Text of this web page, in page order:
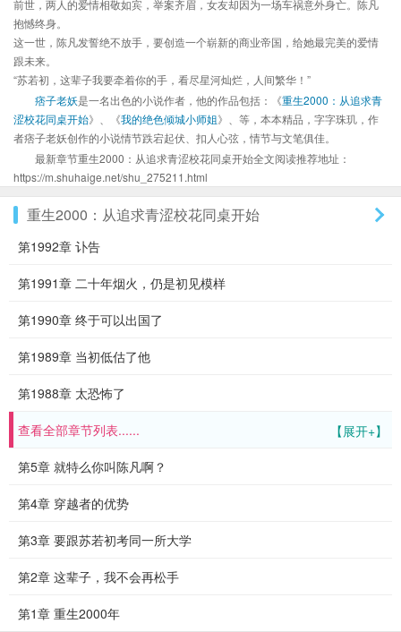
前世，两人的爱情相敬如宾，举案齐眉，女友却因为一场车祸意外身亡。陈凡
抱憾终身。
这一世，陈凡发誓绝不放手，要创造一个崭新的商业帝国，给她最完美的爱情
跟未来。
“苏若初，这辈子我要牵着你的手，看尽星河灿烂，人间繁华！”
痞子老妖是一名出色的小说作者，他的作品包括：《重生2000：从追求青
涩校花同桌开始》、《我的绝色倾城小师姐》、等，本本精品，字字珠玑，作
者痞子老妖创作的小说情节跌宕起伏、扣人心弦，情节与文笔俱佳。
最新章节重生2000：从追求青涩校花同桌开始全文阅读推荐地址：
https://m.shuhaige.net/shu_275211.html
重生2000：从追求青涩校花同桌开始
第1992章 讣告
第1991章 二十年烟火，仍是初见模样
第1990章 终于可以出国了
第1989章 当初低估了他
第1988章 太恐怖了
【展开+】
查看全部章节列表......
第5章 就特么你叫陈凡啊？
第4章 穿越者的优势
第3章 要跟苏若初考同一所大学
第2章 这辈子，我不会再松手
第1章 重生2000年